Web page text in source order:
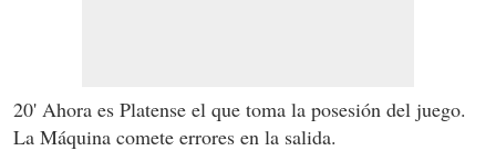
20' Ahora es Platense el que toma la posesión del juego.
La Máquina comete errores en la salida.